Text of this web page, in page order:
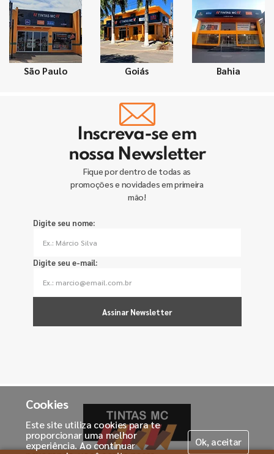
Cookies
Este site utiliza cookies para te
proporcionar uma melhor
experiência. Ao continuar
Ok, aceitar
São Paulo Goiás Bahia
Inscreva-se em
nossa Newsletter
Fique por dentro de todas as
promoções e novidades em primeira
mão!
Digite seu nome:
Digite seu e-mail:
Assinar Newsletter